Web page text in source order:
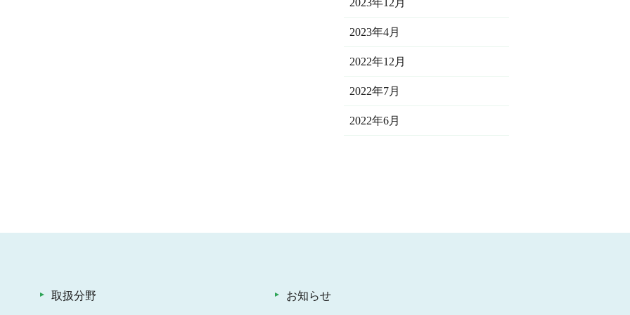
2023年12月
2023年4月
2022年12月
2022年7月
2022年6月
取扱分野 お知らせ